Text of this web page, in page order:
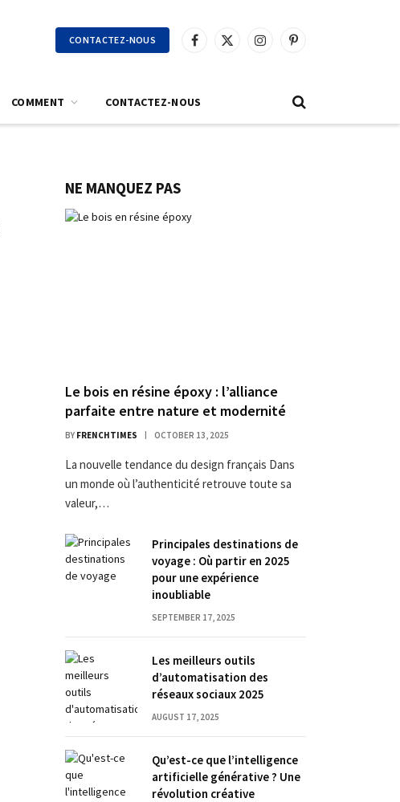
CONTACTEZ-NOUS Facebook
X
InstagramPinterest
COMMENT CONTACTEZ-NOUS
NE MANQUEZ PAS
Le bois en résine époxy : l’alliance
parfaite entre nature et modernité
BY FRENCHTIMES OCTOBER 13, 2025
La nouvelle tendance du design français Dans
un monde où l’authenticité retrouve toute sa
valeur,…
Principales destinations de
voyage : Où partir en 2025
pour une expérience
inoubliable
SEPTEMBER 17, 2025
Les meilleurs outils
d’automatisation des
réseaux sociaux 2025
AUGUST 17, 2025
Qu’est-ce que l’intelligence
artificielle générative ? Une
révolution créative